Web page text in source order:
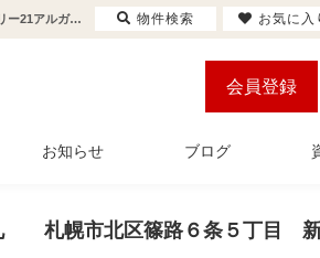
お申込み御礼 札幌市北区篠路６条５丁目 新築住宅のお申込みを頂きました | 札幌市・札幌近郊の不動産はセンチュリー21アルガホーム
会員登録
お知らせ ブログ
札幌市北区篠路６条５丁目 新
物件検索 お気に入